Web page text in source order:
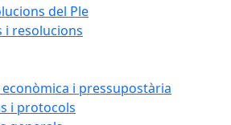
del Ple
i resolucions
i pressupostària
i protocols